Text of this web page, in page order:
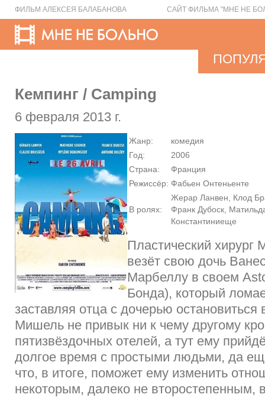
ФИЛЬМ АЛЕКСЕЯ БАЛАБАНОВА САЙТ ФИЛЬМА "МНЕ НЕ
Кемпинг / Camping
6 февраля 2013 г.
Жанр:
комедия
Год:
2006
Страна:
Франция
Режиссёр: Фабьен Онтеньенте
В ролях:
Жерар Ланвен, Клод
Франк Дубоск,
Константиниеще
Пластический
везёт свою дочь
Марбеллу в своем
Бонда), который
заставляя отца с дочерью остановиться
Мишель не привык ни к чему другому
пятизвёздочных отелей, а тут ему
долгое время с простыми людьми, да
что, в итоге, поможет ему изменить
некоторым, далеко не